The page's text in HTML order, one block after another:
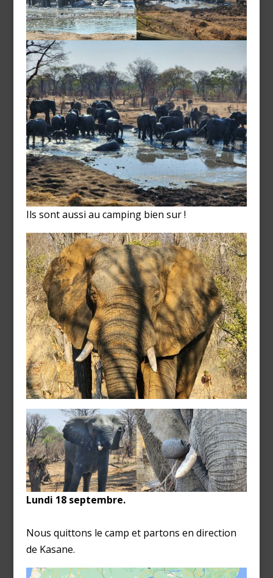
Ils sont aussi au camping bien sur !
Lundi 18 septembre.
Nous quittons le camp et partons en direction
de Kasane.